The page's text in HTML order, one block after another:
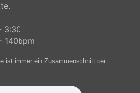
3:30
140bpm
ist immer ein Zusammenschnitt der